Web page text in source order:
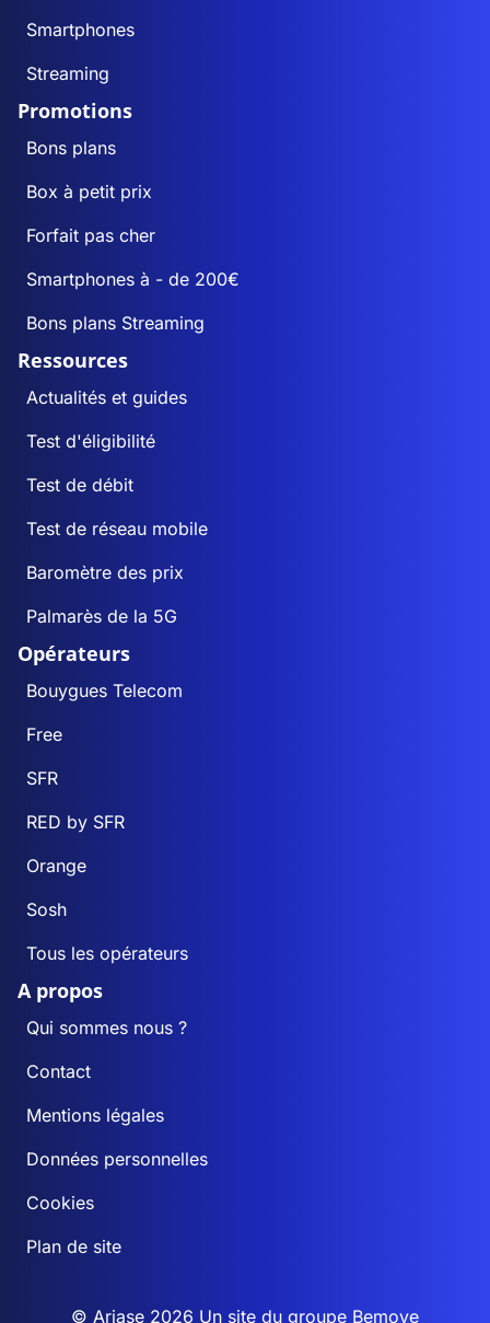
Smartphones
Streaming
Promotions
Bons plans
Box à petit prix
Forfait pas cher
Smartphones à - de 200€
Bons plans Streaming
Ressources
Actualités et guides
Test d'éligibilité
Test de débit
Test de réseau mobile
Baromètre des prix
Palmarès de la 5G
Opérateurs
Bouygues Telecom
Free
SFR
RED by SFR
Orange
Sosh
Tous les opérateurs
A propos
Qui sommes nous ?
Contact
Mentions légales
Données personnelles
Cookies
Plan de site
© Ariase 2026 Un site du groupe Bemove